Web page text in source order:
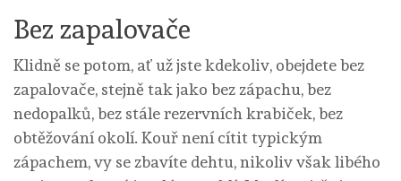
Bez zapalovače
Klidně se potom, ať už jste kdekoliv, obejdete bez
zapalovače, stejně tak jako bez zápachu, bez
nedopalků, bez stále rezervních krabiček, bez
obtěžování okolí. Kouř není cítit typickým
zápachem, vy se zbavíte dehtu, nikoliv však libého